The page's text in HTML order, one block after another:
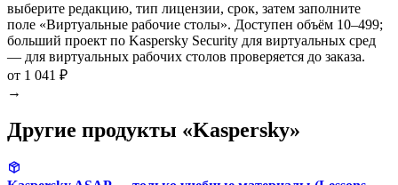
выберите редакцию, тип лицензии, срок, затем заполните
поле «Виртуальные рабочие столы». Доступен объём 10–499;
больший проект по Kaspersky Security для виртуальных сред
— для виртуальных рабочих столов проверяется до заказа.
от 1 041 ₽
→
Другие продукты «Kaspersky»